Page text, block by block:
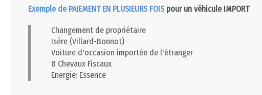
Exemple de PAIEMENT EN PLUSIEURS FOISpour un véhicule IMPORT
Changement de propriétaire
Isère (Villard-Bonnot)
Voiture d'occasion importée de l'étranger
8 Chevaux Fiscaux
Energie: Essence